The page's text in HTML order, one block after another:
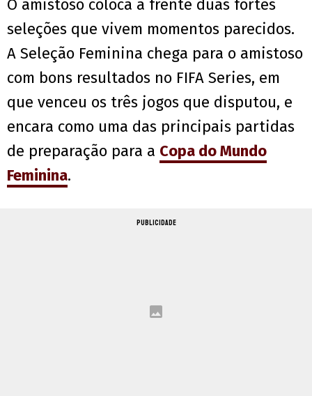
O amistoso coloca à frente duas fortes
seleções que vivem momentos parecidos.
A Seleção Feminina chega para o amistoso
com bons resultados no FIFA Series, em
que venceu os três jogos que disputou, e
encara como uma das principais partidas
de preparação para a Copa do Mundo
Feminina.
PUBLICIDADE